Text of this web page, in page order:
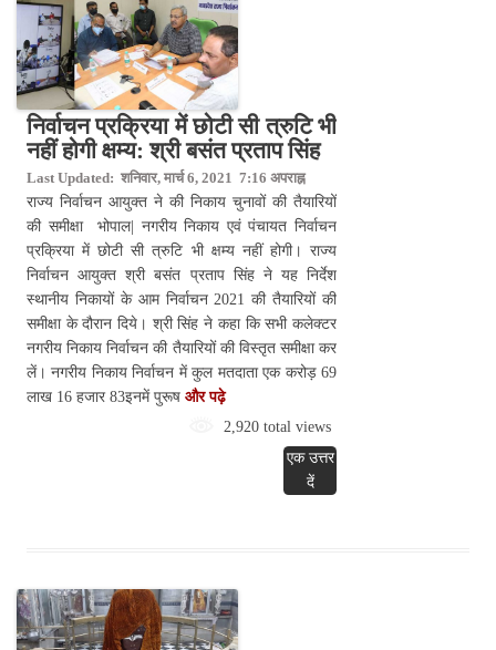
निर्वाचन प्रक्रिया में छोटी सी त्रुटि भी
नहीं होगी क्षम्य: श्री बसंत प्रताप सिंह
Last Updated: शनिवार, मार्च 6, 2021 7:16 अपराह्न
राज्य निर्वाचन आयुक्त ने की निकाय चुनावों की तैयारियों
की समीक्षा भोपाल| नगरीय निकाय एवं पंचायत निर्वाचन
प्रक्रिया में छोटी सी त्रुटि भी क्षम्य नहीं होगी। राज्य
निर्वाचन आयुक्त श्री बसंत प्रताप सिंह ने यह निर्देश
स्थानीय निकायों के आम निर्वाचन 2021 की तैयारियों की
समीक्षा के दौरान दिये। श्री सिंह ने कहा कि सभी कलेक्टर
नगरीय निकाय निर्वाचन की तैयारियों की विस्तृत समीक्षा कर
लें। नगरीय निकाय निर्वाचन में कुल मतदाता एक करोड़ 69
लाख 16 हजार 83इनमें पुरूष और पढ़े
2,920 total views
एक उत्तर
दें